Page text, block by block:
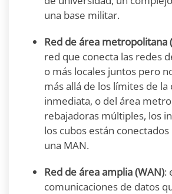
una base militar.
Red de área metropolitana
red que conecta las redes
o más locales juntos pero
más allá de los límites de la
inmediata, o del área
rebajadoras múltiples, los
los cubos están
una MAN.
Red de área amplia (WAN):
comunicaciones de datos